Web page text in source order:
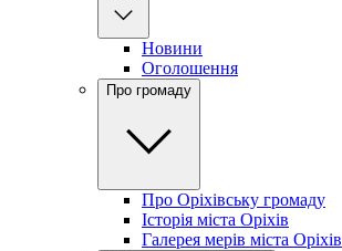
Новини
Оголошення
Про громаду
Про Оріхівську громаду
Історія міста Оріхів
Галерея мерів міста Оріхів